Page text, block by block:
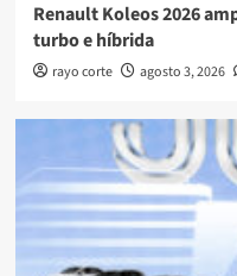
Renault Koleos 2026
turbo e híbrida
rayo corte agosto 3, 2026